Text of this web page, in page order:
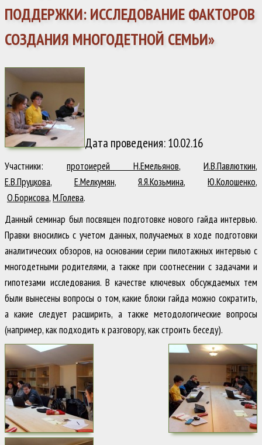
ПОДДЕРЖКИ: ИССЛЕДОВАНИЕ ФАКТОРОВ
СОЗДАНИЯ МНОГОДЕТНОЙ СЕМЬИ»
Дата проведения: 10.02.16
Участники: протоиерей Н.Емельянов, И.В.Павлюткин,
Е.В.Пруцкова, Е.Мелкумян,Я.Я.Козьмина,Ю.Колошенко,
О.Борисова,М.Голева.
Данный семинар был посвящен подготовке нового гайда интервью.
Правки вносились с учетом данных, получаемых в ходе подготовки
аналитических обзоров, на основании серии пилотажных интервью с
многодетными родителями, а также при соотнесении с задачами и
гипотезами исследования. В качестве ключевых обсуждаемых тем
были вынесены вопросы о том, какие блоки гайда можно сократить,
а какие следует расширить, а также методологические вопросы
(например, как подходить к разговору, как строить беседу).